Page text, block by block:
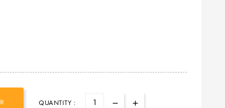
QUANTITY :